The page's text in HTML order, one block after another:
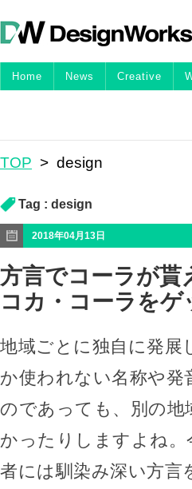
Home News Creative
TOP > design
Tag : design
2018年04月13日
方言でコーラが貰
コカ・コーラを
地域ごとに独自に発展
か使われない名称や発
のであっても、別の
かったりしますよね
者には馴染み深い方言